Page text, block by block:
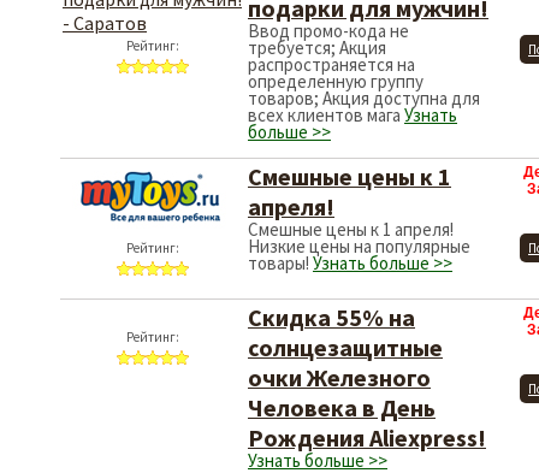
Рейтинг:
подарки для мужчин!
Ввод промо-кода не
требуется; Акция
распространяется на
определенную группу
товаров; Акция доступна для
всех клиентов мага Узнать
больше >>
Рейтинг:
Смешные цены к 1
апреля!
Смешные цены к 1 апреля!
Низкие цены на популярные
товары! Узнать больше >>
Рейтинг:
Скидка 55% на
солнцезащитные
очки Железного
Человека в День
Рождения Aliexpress!
Узнать больше >>